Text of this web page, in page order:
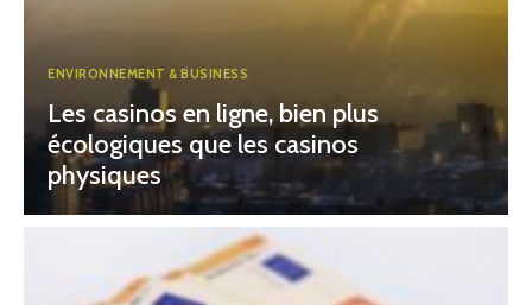
ENVIRONNEMENT & BUSINESS
Les casinos en ligne, bien plus
écologiques que les casinos
physiques